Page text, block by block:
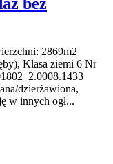
2869m2
Klasa ziemi 6 Nr
dzierżawiona,
w innych ogł...